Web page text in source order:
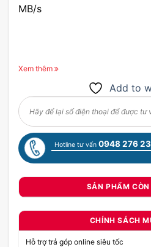
MB/s
Xem thêm
Add to
Hotline tư vấn 0948 276
SẢN PHẨM
CHÍNH SÁCH
Hỗ trợ trả góp online siêu tốc